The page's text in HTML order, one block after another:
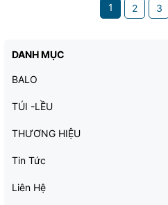
bắt đầu bằng việc xem xét
1 2 3
DANH MỤC
BALO
TÚI -LỀU
THƯƠNG HIỆU
Tin Tức
Liên Hệ